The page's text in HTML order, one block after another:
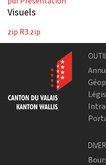
Visuels
zip R3.zip